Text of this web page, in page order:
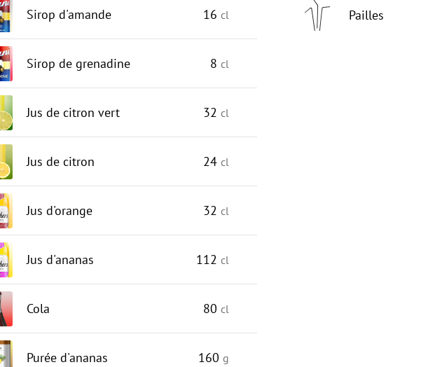
Sirop d'amande 16 cl
Sirop de grenadine 8 cl
Jus de citron vert 32 cl
Jus de citron 24 cl
Jus d'orange 32 cl
Jus d'ananas 112 cl
Cola 80 cl
Purée d'ananas 160 g
Pailles